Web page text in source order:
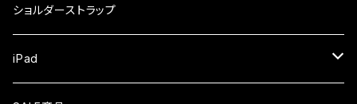
ガラスフィルム
Xiaomi
ガラスフィルム
ショルダーストラップ
iPad